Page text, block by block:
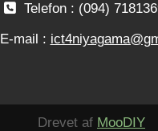
Telefon : (094)
E-mail :
Drevet af MooDIY